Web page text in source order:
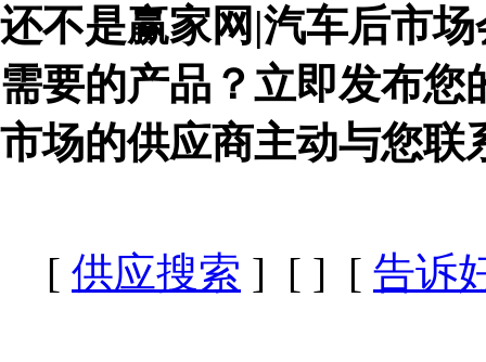
还不是赢家网|汽车后市场
需要的产品？立即发布您
市场的供应商主动与您联
[ 供应搜索 ] [ ] [ 告诉